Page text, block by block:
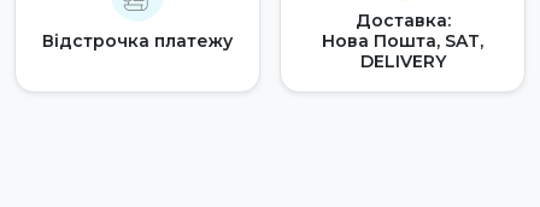
Відстрочка платежу
Доставка:
Нова Пошта, SAT,
DELIVERY